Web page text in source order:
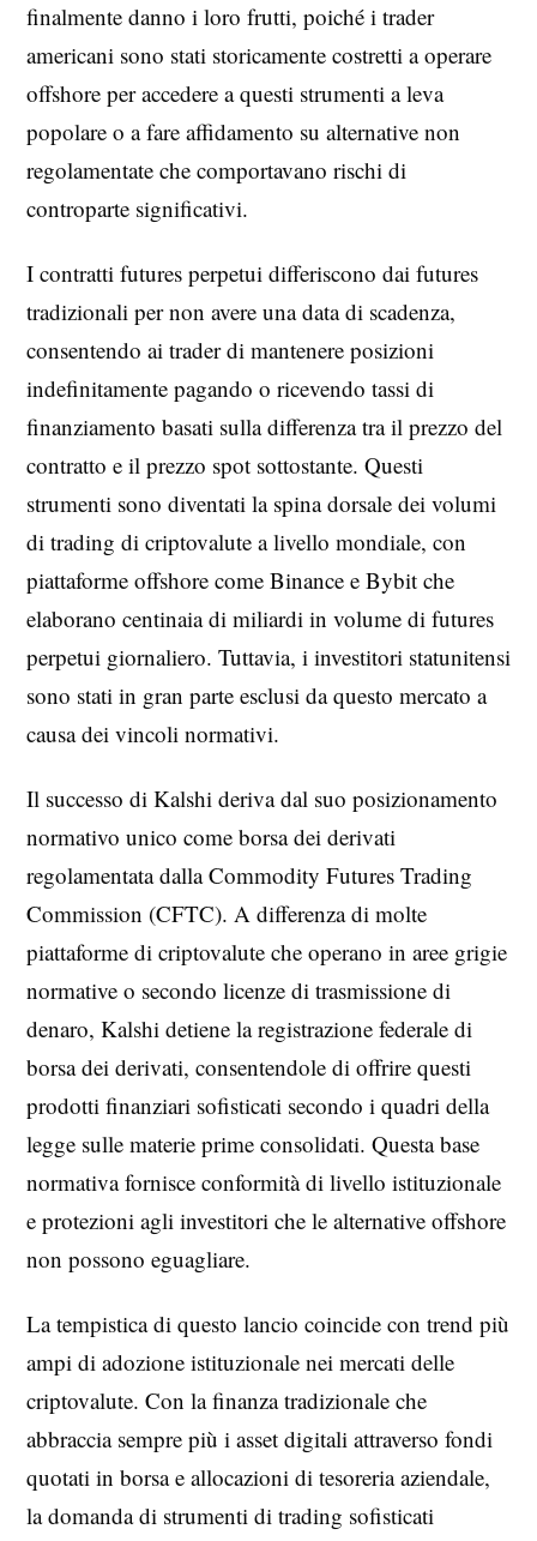
finalmente danno i loro frutti, poiché i trader
americani sono stati storicamente costretti a operare
offshore per accedere a questi strumenti a leva
popolare o a fare affidamento su alternative non
regolamentate che comportavano rischi di
controparte significativi.
I contratti futures perpetui differiscono dai futures
tradizionali per non avere una data di scadenza,
consentendo ai trader di mantenere posizioni
indefinitamente pagando o ricevendo tassi di
finanziamento basati sulla differenza tra il prezzo del
contratto e il prezzo spot sottostante. Questi
strumenti sono diventati la spina dorsale dei volumi
di trading di criptovalute a livello mondiale, con
piattaforme offshore come Binance e Bybit che
elaborano centinaia di miliardi in volume di futures
perpetui giornaliero. Tuttavia, i investitori statunitensi
sono stati in gran parte esclusi da questo mercato a
causa dei vincoli normativi.
Il successo di Kalshi deriva dal suo posizionamento
normativo unico come borsa dei derivati
regolamentata dalla Commodity Futures Trading
Commission (CFTC). A differenza di molte
piattaforme di criptovalute che operano in aree grigie
normative o secondo licenze di trasmissione di
denaro, Kalshi detiene la registrazione federale di
borsa dei derivati, consentendole di offrire questi
prodotti finanziari sofisticati secondo i quadri della
legge sulle materie prime consolidati. Questa base
normativa fornisce conformità di livello istituzionale
e protezioni agli investitori che le alternative offshore
non possono eguagliare.
La tempistica di questo lancio coincide con trend più
ampi di adozione istituzionale nei mercati delle
criptovalute. Con la finanza tradizionale che
abbraccia sempre più i asset digitali attraverso fondi
quotati in borsa e allocazioni di tesoreria aziendale,
la domanda di strumenti di trading sofisticati